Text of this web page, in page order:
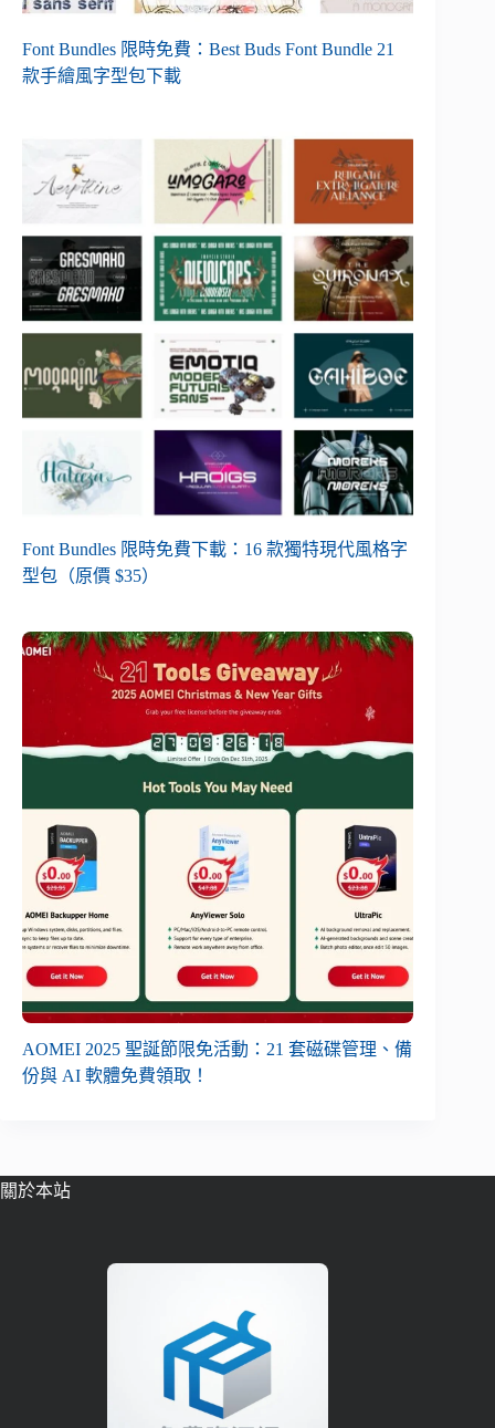
Font Bundles 限時免費：Best Buds Font Bundle 21
款手繪風字型包下載
Font Bundles 限時免費下載：16 款獨特現代風格字
型包（原價 $35）
AOMEI 2025 聖誕節限免活動：21 套磁碟管理、備
份與 AI 軟體免費領取！
關於本站